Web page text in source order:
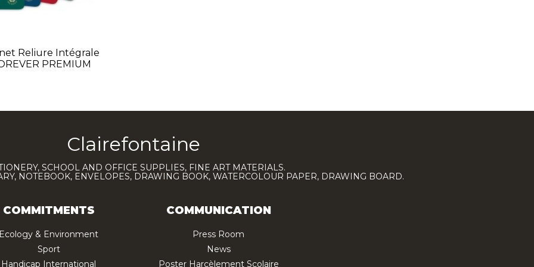
Reliure Intégrale
PREMIUM
Clairefontaine
SCHOOL AND OFFICE SUPPLIES, FINE ART MATERIALS.
NOTEBOOK, ENVELOPES, DRAWING BOOK, WATERCOLOUR PAPER, DRAWING BOARD.
COMMITMENTS
& Environment
Sport
Handicap International
COMMUNICATION
Press Room
News
Poster Harcèlement Scolaire